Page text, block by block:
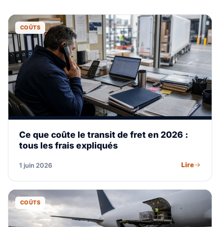
COÛTS
Ce que coûte le transit de fret en 2026 :
tous les frais expliqués
1 juin 2026 Lire
COÛTS